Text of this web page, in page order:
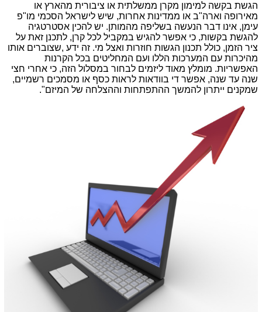
הגשת בקשה למימון מקרן ממשלתית או ציבורית מהארץ או
מאירופה וארה"ב או ממדינות אחרות, שיש לישראל הסכמי מו"פ
עימן, אינו דבר הנעשה בשליפה מהמותן. יש להכין אסטרטגיה
להגשת בקשות, כי אפשר להגיש במקביל לכל קרן, לתכנן זאת על
ציר הזמן, כולל תכנון הגשות חוזרות ואצל מי. זה ידע ,שצוברים אותו
מהיכרות עם המערכות הללו ועם המחליטים בכל הקרנות
האפשריות. מומלץ מאוד ליזמים לבחור במסלול הזה, כי אחרי חצי
שנה עד שנה, אפשר די בוודאות לראות כסף או מסמכים רשמיים,
שמקנים ייתרון להמשך ההתפתחות וההצלחה של המיזם".